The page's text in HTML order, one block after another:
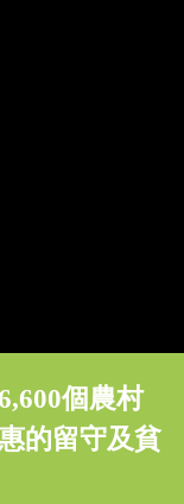
個農村
的留守及貧